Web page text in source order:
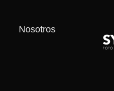
Nosotros